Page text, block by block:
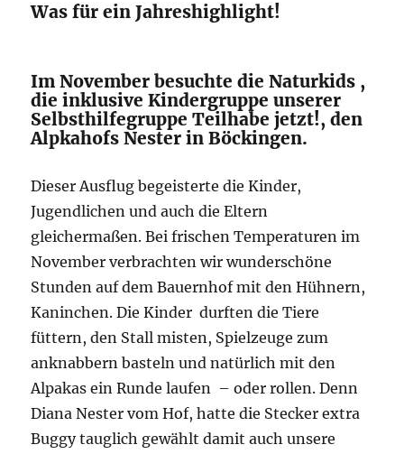
Was für ein Jahreshighlight!
Im November besuchte die Naturkids ,
die inklusive Kindergruppe unserer
Selbsthilfegruppe Teilhabe jetzt!, den
Alpkahofs Nester in Böckingen.
Dieser Ausflug begeisterte die Kinder,
Jugendlichen und auch die Eltern
gleichermaßen. Bei frischen Temperaturen im
November verbrachten wir wunderschöne
Stunden auf dem Bauernhof mit den Hühnern,
Kaninchen. Die Kinder durften die Tiere
füttern, den Stall misten, Spielzeuge zum
anknabbern basteln und natürlich mit den
Alpakas ein Runde laufen – oder rollen. Denn
Diana Nester vom Hof, hatte die Stecker extra
Buggy tauglich gewählt damit auch unsere